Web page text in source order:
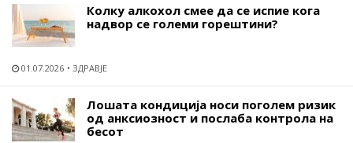
Колку алкохол смее да се испие кога
надвор се големи горештини?
01.07.2026 ЗДРАВЈЕ
Лошата кондиција носи поголем ризик
од анксиозност и послаба контрола на
бесот